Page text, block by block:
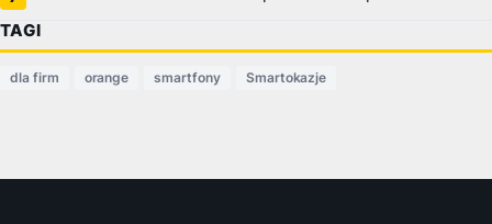
TAGI
dla firm orange smartfony Smartokazje